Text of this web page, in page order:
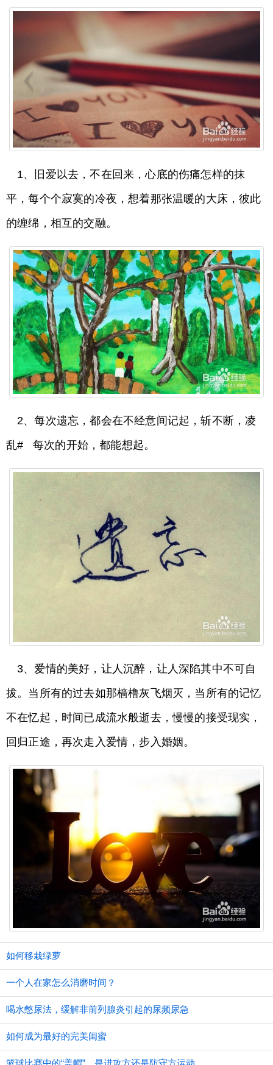
1、旧爱以去，不在回来，心底的伤痛怎样的抹
平，每个个寂寞的冷夜，想着那张温暖的大床，彼此
的缠绵，相互的交融。
2、每次遗忘，都会在不经意间记起，斩不断，凌
乱# 每次的开始，都能想起。
3、爱情的美好，让人沉醉，让人深陷其中不可自
拔。当所有的过去如那樯橹灰飞烟灭，当所有的记忆
不在忆起，时间已成流水般逝去，慢慢的接受现实，
回归正途，再次走入爱情，步入婚姻。
如何移栽绿萝
一个人在家怎么消磨时间？
喝水憋尿法，缓解非前列腺炎引起的尿频尿急
如何成为最好的完美闺蜜